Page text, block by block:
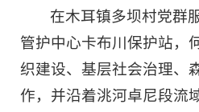
在木耳镇多坝村党群
管护中心卡布川保护站，
织建设、基层社会治理、
作，并沿着洮河卓尼段流